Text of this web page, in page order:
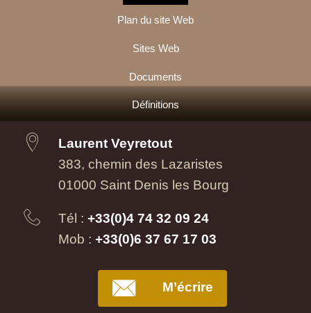
Plan du site Web
Sites Web
Documents
Définitions
Laurent Veyretout
383, chemin des Lazaristes
01000 Saint Denis les Bourg
Tél : +33(0)4 74 32 09 24
Mob : +33(0)6 37 67 17 03
M’écrire